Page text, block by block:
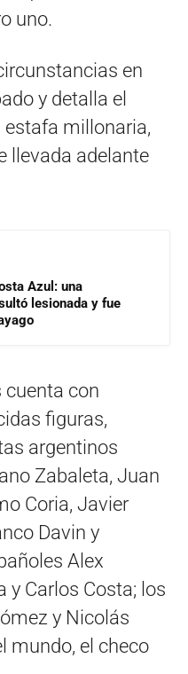
uno.
en
y detalla el
millonaria,
llevada adelante
Azul: una
lesionada y fue
cuenta con
figuras,
argentinos
Zabaleta, Juan
Coria, Javier
Davin y
Alex
y Carlos Costa; los
y Nicolás
mundo, el checo